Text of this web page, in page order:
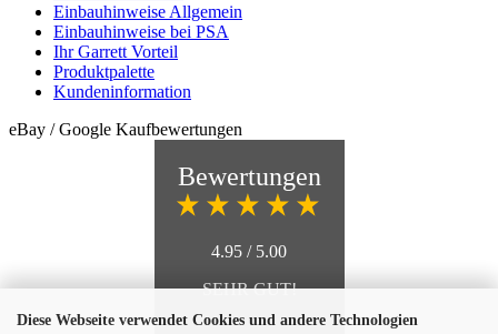
Diese Webseite verwendet Cookies und andere Technologien
Einbauhinweise Allgemein
Einbauhinweise bei PSA
Ihr Garrett Vorteil
Produktpalette
Kundeninformation
eBay / Google Kaufbewertungen
Bewertungen
4.95 / 5.00
SEHR GUT!